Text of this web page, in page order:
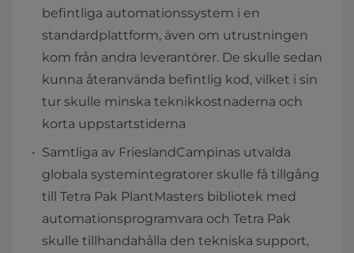
befintliga automationssystem i en
standardplattform, även om utrustningen
kom från andra leverantörer. De skulle sedan
kunna återanvända befintlig kod, vilket i sin
tur skulle minska teknikkostnaderna och
korta uppstartstiderna
Samtliga av FrieslandCampinas utvalda
globala systemintegratorer skulle få tillgång
till Tetra Pak PlantMasters bibliotek med
automationsprogramvara och Tetra Pak
skulle tillhandahålla den tekniska support,